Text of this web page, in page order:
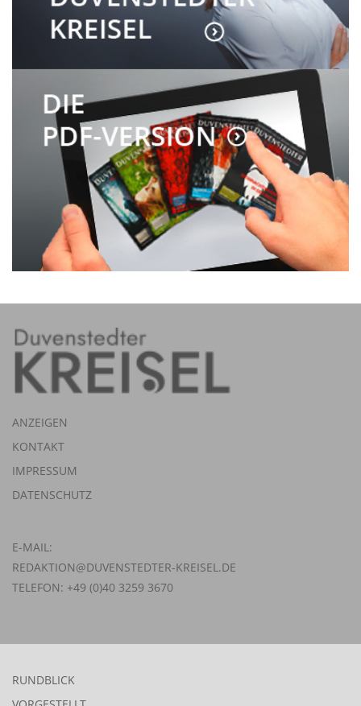
ANZEIGEN
KONTAKT
IMPRESSUM
DATENSCHUTZ
E-MAIL:
REDAKTION@DUVENSTEDTER-KREISEL.DE
TELEFON: +49 (0)40 3259 3670
RUNDBLICK